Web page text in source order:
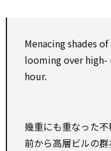
Menacing shades
loomingoverhigh-
hour.
幾重にも重なった
前から高層ビルの